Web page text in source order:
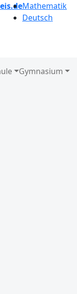
Mathematik
Deutsch
Gymnasium